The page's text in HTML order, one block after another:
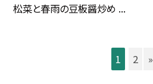
松菜と春雨の豆板醤炒め ...
1 2 »